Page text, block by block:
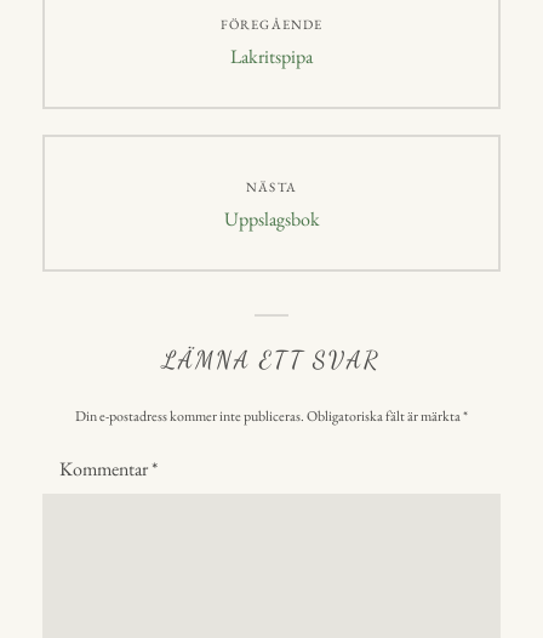
FÖREGÅENDE
Föregående
Lakritspipa
NÄSTA
Nästa
Uppslagsbok
LÄMNA ETT SVAR
Din e-postadress kommer inte publiceras.Obligatoriska fält är märkta*
Kommentar*